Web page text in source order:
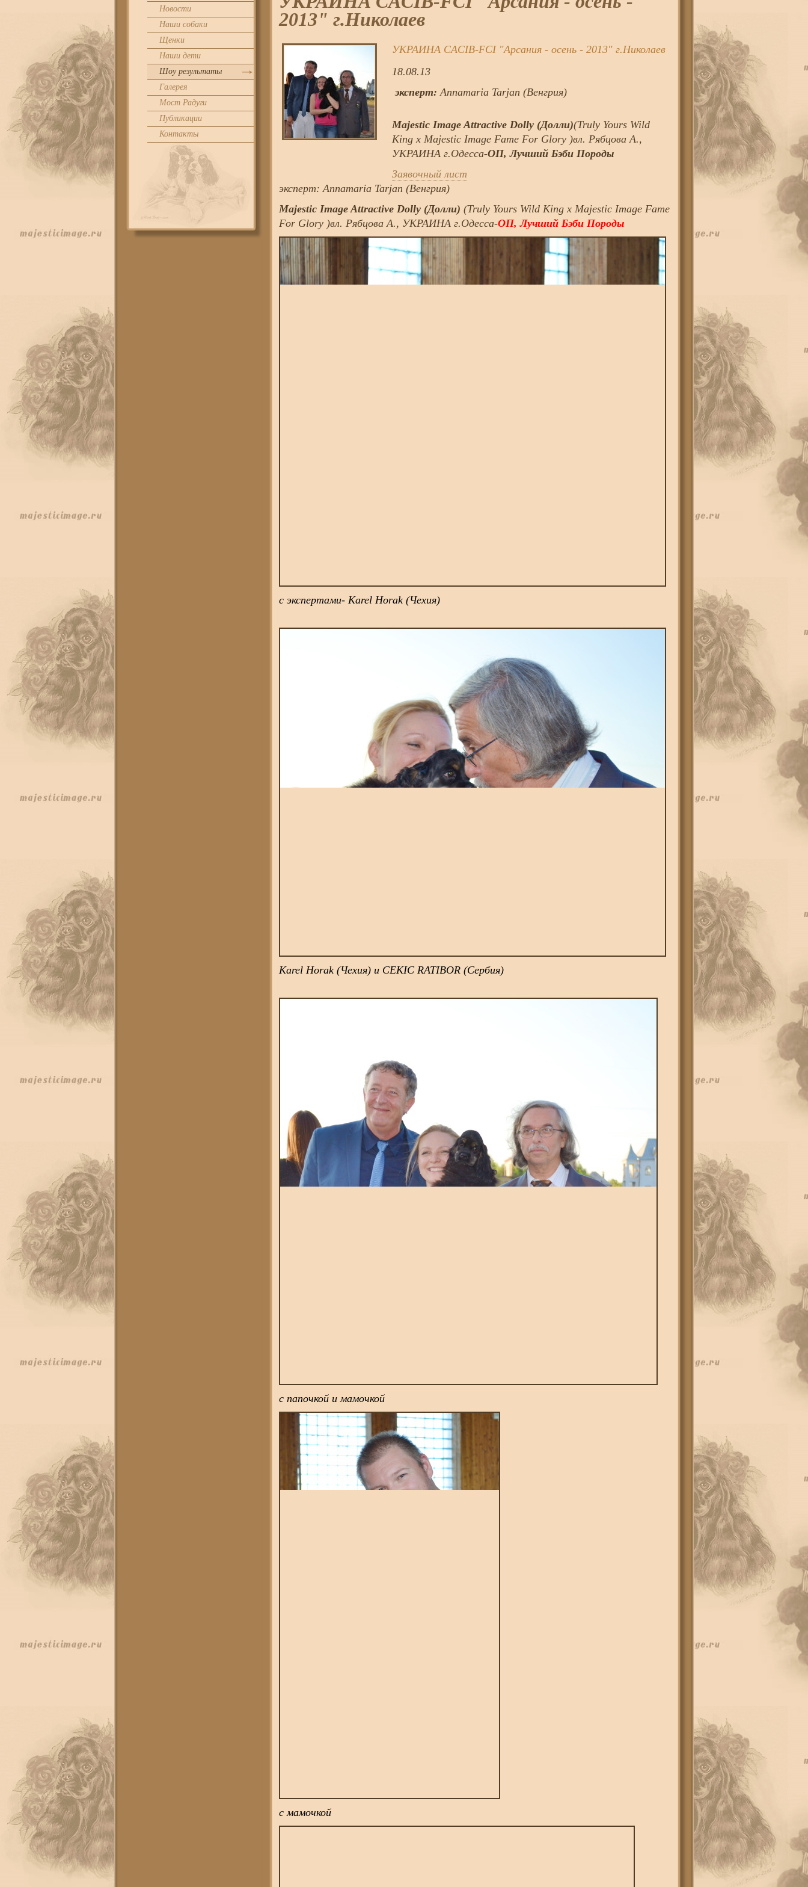
Новости
Наши собаки
Щенки
Наши дети
Шоу результаты
Галерея
Мост Радуги
Публикации
Контакты
2013" г.Николаев
УКРАИНА CACIB-FCI "Арсания - осень - 2013" г.Николаев
18.08.13
эксперт: Annamaria Tarjan (Венгрия)
Majestic Image Attractive Dolly (Долли)(Truly Yours Wild
King х Majestic Image Fame For Glory )вл. Рябцова А.,
УКРАИНА г.Одесса-ОП, Лучший Бэби Породы
Заявочный лист
эксперт: Annamaria Tarjan (Венгрия)
Majestic Image Attractive Dolly (Долли) (Truly Yours Wild King х Majestic Image Fame
For Glory )вл. Рябцова А., УКРАИНА г.Одесса-ОП, Лучший Бэби Породы
с экспертами- Karel Horak (Чехия)
Karel Horak (Чехия) и CEKIC RATIBOR (Сербия)
с папочкой и мамочкой
с мамочкой